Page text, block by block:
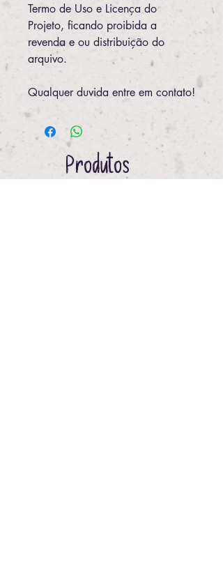
Termo de Uso e Licença do
Projeto, ficando proibida a
revenda e ou distribuição do
arquivo.
Qualquer duvida entre em contato!
Produtos